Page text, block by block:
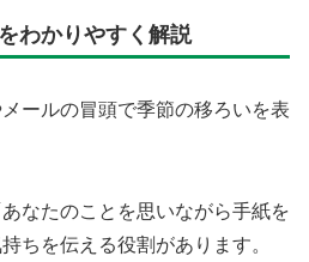
わかりやすく解説
ールの冒頭で季節の移ろいを表
なたのことを思いながら手紙を
ちを伝える役割があります。